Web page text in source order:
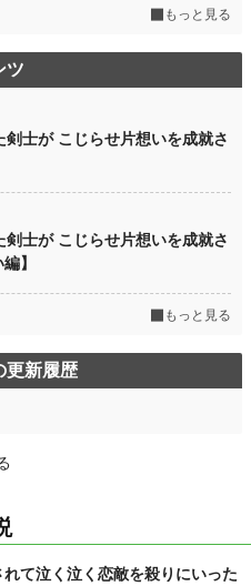
もっと見る
ツ
士が こじらせ片想いを成就さ
士が こじらせ片想いを成就さ
】
もっと見る
更新履歴
て泣く泣く恋敵を殺りにいった